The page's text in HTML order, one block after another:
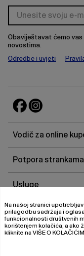
Obaviještavat ćemo vas
novostima.
Odredbe i uvjeti
Vodič za online
Potpora strankama
Usluge
O nama
Na našoj stranici
prilagodbu sadržaja i
funkcionalnosti društvenih
korištenjem kolačića, a ako
kliknite na VIŠE O